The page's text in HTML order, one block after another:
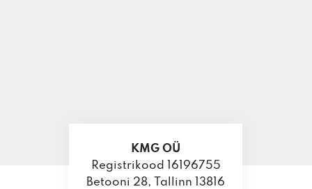
KMG OÜ
Registrikood 16196755
Betooni 28, Tallinn 13816